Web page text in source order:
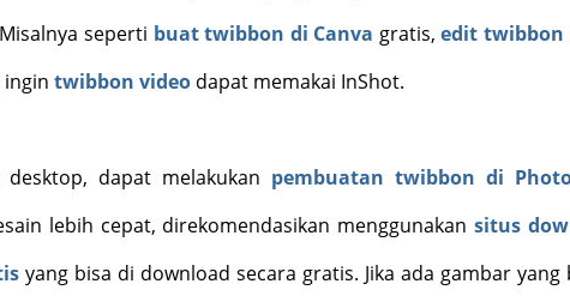
seperti buat twibbon di Canva gratis,edit twibbon
ingin twibbon videodapat memakai InShot.
desktop, dapat melakukan pembuatan twibbon di
lebih cepat, direkomendasikan menggunakan situs
yang bisa di download secara gratis. Jika ada gambar yang